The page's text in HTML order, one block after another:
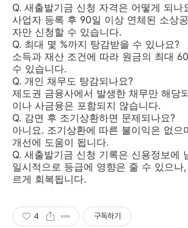
Q. 새출발기금 신청 자격은 어떻게 되나
사업자 등록 후 90일 이상 연체된 소상
자만 신청할 수 있습니다.
Q. 최대 몇 %까지 탕감받을 수 있나요?
소득과 재산 조건에 따라 원금의 최대
수 있습니다.
Q. 개인 채무도 탕감되나요?
제도권 금융사에서 발생한 채무만 해당
이나 사금융은 포함되지 않습니다.
Q. 감면 후 조기상환하면 문제되나요?
아니요. 조기상환에 따른 불이익은 없으
개선에 도움이 됩니다.
Q. 새출발기금 신청 기록은 신용정보에
일시적으로 등급에 영향은 줄 수 있으나
르게 회복됩니다.
4 구독하기